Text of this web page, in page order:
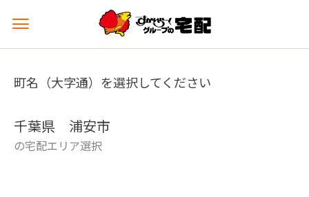
メ
ュ
を
町名（大字通）を選択してください
千葉県 浦安市
の宅配エリア選択